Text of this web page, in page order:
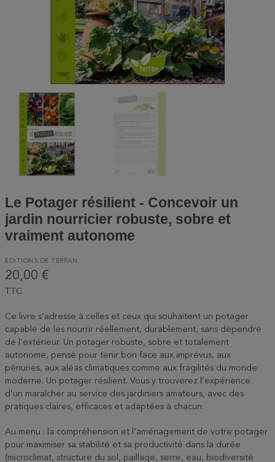
Le Potager résilient - Concevoir un
jardin nourricier robuste, sobre et
vraiment autonome
EDITIONS DE TERRAN
20,00 €
TTC
Ce livre s’adresse à celles et ceux qui souhaitent un potager
capable de les nourrir réellement, durablement, sans dépendre
de l’extérieur. Un potager robuste, sobre et totalement
autonome, pensé pour tenir bon face aux imprévus, aux
pénuries, aux aléas climatiques comme aux fragilités du monde
moderne. Un potager résilient. Vous y trouverez l’expérience
d’un maraîcher au service des jardiniers amateurs, avec des
pratiques claires, efficaces et adaptées à chacun.
Au menu : la compréhension et l’aménagement de votre potager
pour maximiser sa stabilité et sa productivité dans la durée
(microclimat, structure du sol, paillage, serre, eau, biodiversité